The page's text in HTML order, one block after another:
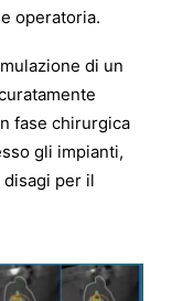
operatoria.
di un
fase chirurgica
gli impianti,
per il